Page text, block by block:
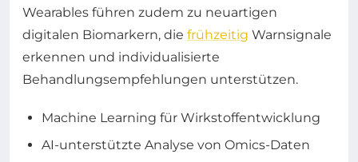
Wearables führen zudem zu neuartigen
digitalen Biomarkern, die frühzeitig Warnsignale
erkennen und individualisierte
Behandlungsempfehlungen unterstützen.
Machine Learning für Wirkstoffentwicklung
AI-unterstützte Analyse von Omics-Daten